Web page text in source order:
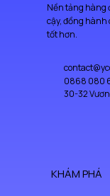
Nền tảng hàng
cậy, đồng
tốt hơn.
0868 080
30-32
KHÁM PHÁ